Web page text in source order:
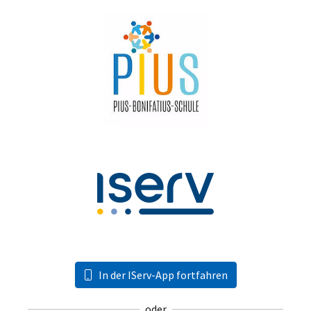
In der IServ-App fortfahren